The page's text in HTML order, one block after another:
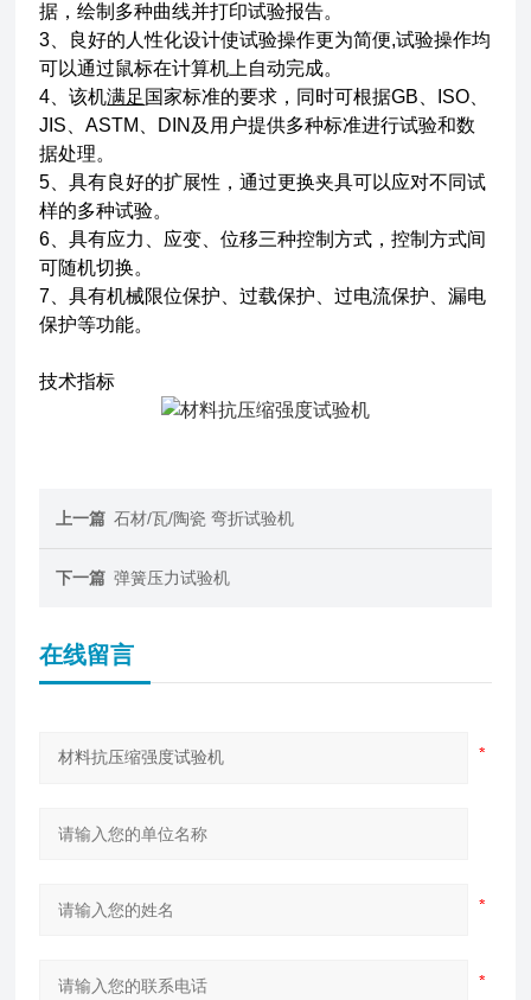
据，绘制多种曲线并打印试验报告。
3、良好的人性化设计使试验操作更为简便,试验操作均
可以通过鼠标在计算机上自动完成。
4、该机满足 国家标准的要求，同时可根据GB、ISO、
JIS、ASTM、DIN及用户提供多种标准进行试验和数
据处理。
5、具有良好的扩展性，通过更换夹具可以应对不同试
样的多种试验。
6、具有应力、应变、位移三种控制方式，控制方式间
可随机切换。
7、具有机械限位保护、过载保护、过电流保护、漏电
保护等功能。
技术指标
上一篇 石材/瓦/陶瓷 弯折试验机
下一篇 弹簧压力试验机
在线留言